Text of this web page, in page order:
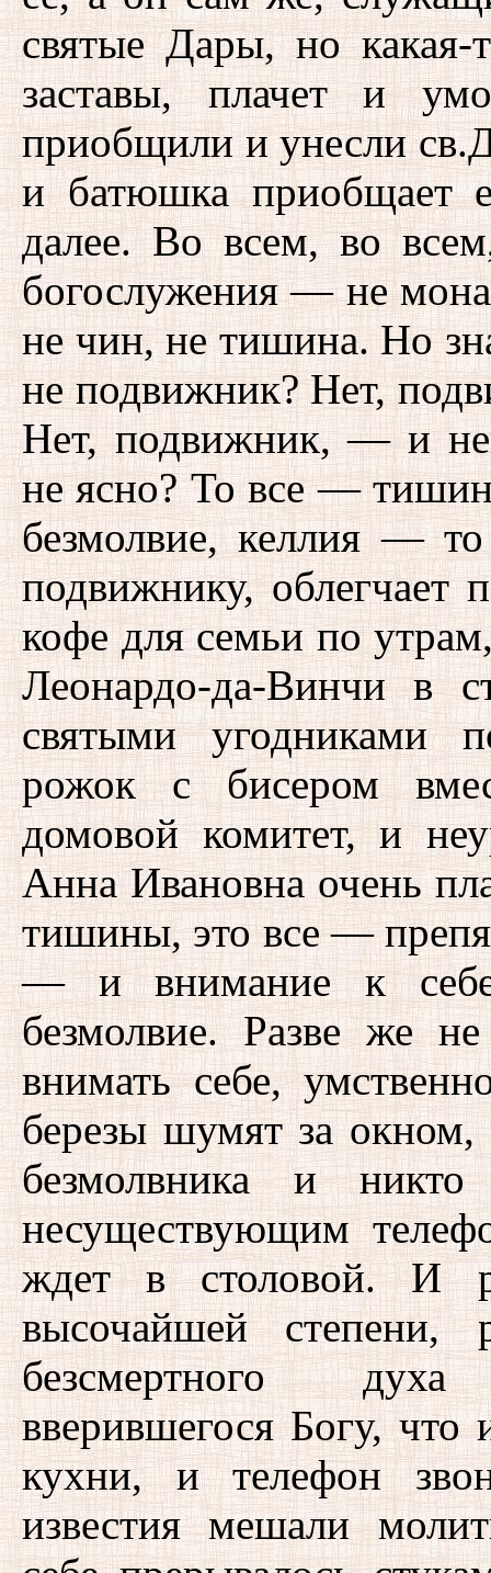
святые Дары, но
заставы, плачет и
приобщили и унесли
и батюшка приобщает
далее. Во всем, во
богослужения — не
не чин, не тишина. Но
не подвижник? Нет,
Нет, подвижник, — и
не ясно? То все —
безмолвие, келлия — то
подвижнику, облегчает
кофе для семьи по
Леонардо-да-Винчи в
святыми угодниками
рожок с бисером
домовой комитет, и
Анна Ивановна очень
тишины, это все —
— и внимание к
безмолвие. Разве же
внимать себе,
березы шумят за окном,
безмолвника и
несуществующим
ждет в столовой. И
высочайшей степени,
безсмертного духа
вверившегося Богу,
кухни, и телефон
известия мешали